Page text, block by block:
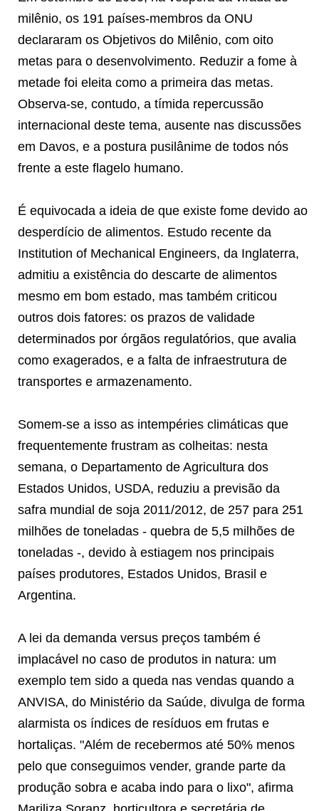
milênio, os 191 países-membros da ONU
declararam os Objetivos do Milênio, com oito
metas para o desenvolvimento. Reduzir a fome à
metade foi eleita como a primeira das metas.
Observa-se, contudo, a tímida repercussão
internacional deste tema, ausente nas discussões
em Davos, e a postura pusilânime de todos nós
frente a este flagelo humano.
É equivocada a ideia de que existe fome devido ao
desperdício de alimentos. Estudo recente da
Institution of Mechanical Engineers, da Inglaterra,
admitiu a existência do descarte de alimentos
mesmo em bom estado, mas também criticou
outros dois fatores: os prazos de validade
determinados por órgãos regulatórios, que avalia
como exagerados, e a falta de infraestrutura de
transportes e armazenamento.
Somem-se a isso as intempéries climáticas que
frequentemente frustram as colheitas: nesta
semana, o Departamento de Agricultura dos
Estados Unidos, USDA, reduziu a previsão da
safra mundial de soja 2011/2012, de 257 para 251
milhões de toneladas - quebra de 5,5 milhões de
toneladas -, devido à estiagem nos principais
países produtores, Estados Unidos, Brasil e
Argentina.
A lei da demanda versus preços também é
implacável no caso de produtos in natura: um
exemplo tem sido a queda nas vendas quando a
ANVISA, do Ministério da Saúde, divulga de forma
alarmista os índices de resíduos em frutas e
hortaliças. "Além de recebermos até 50% menos
pelo que conseguimos vender, grande parte da
produção sobra e acaba indo para o lixo", afirma